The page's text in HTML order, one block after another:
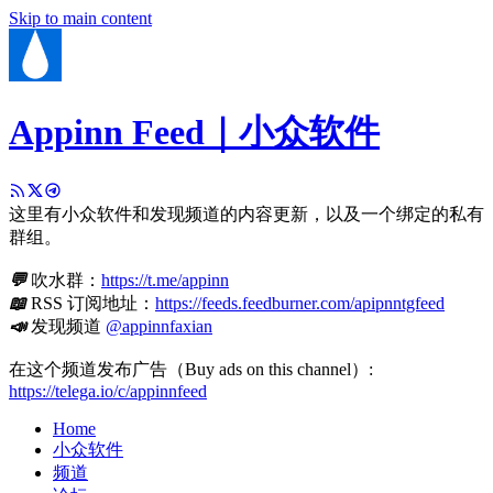
Skip to main content
Appinn Feed｜小众软件
这里有小众软件和发现频道的内容更新，以及一个绑定的私有
群组。
💬吹水群： https://t.me/appinn
📖RSS 订阅地址： https://feeds.feedburner.com/apipnntgfeed
📣发现频道 @appinnfaxian
在这个频道发布广告（Buy ads on this channel）:
https://telega.io/c/appinnfeed
Home
小众软件
频道